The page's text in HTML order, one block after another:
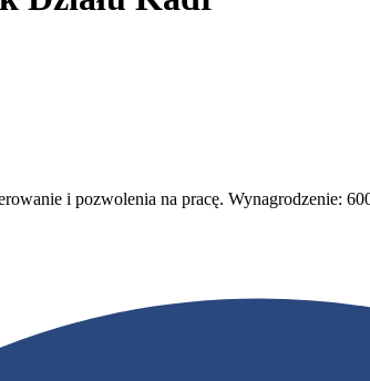
i pozwolenia na pracę.